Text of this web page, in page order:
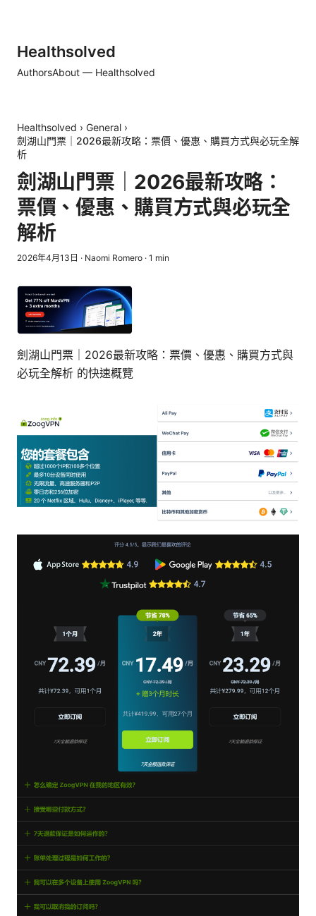
Healthsolved
AuthorsAbout — Healthsolved
Healthsolved › General ›
劍湖山門票｜2026最新攻略：票價、優惠、購買方式與必玩全解
析
劍湖山門票｜2026最新攻略：
票價、優惠、購買方式與必玩全
解析
2026年4月13日 · Naomi Romero · 1 min
劍湖山門票｜2026最新攻略：票價、優惠、購買方式與
必玩全解析 的快速概覽